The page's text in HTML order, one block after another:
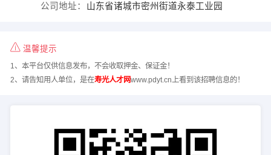
公司地址： 山东省诸城市密州街道永泰工业园
温馨提示
1、本平台仅供信息发布，不会收取押金、保证金！
2、请告知用人单位，是在寿光人才网www.pdyt.cn上看到该招聘信息的！